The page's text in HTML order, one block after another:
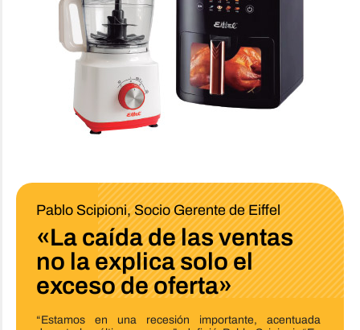
Pablo Scipioni, Socio Gerente de Eiffel
«La caída de las ventas
no la explica solo el
exceso de oferta»
“Estamos en una recesión importante, acentuada